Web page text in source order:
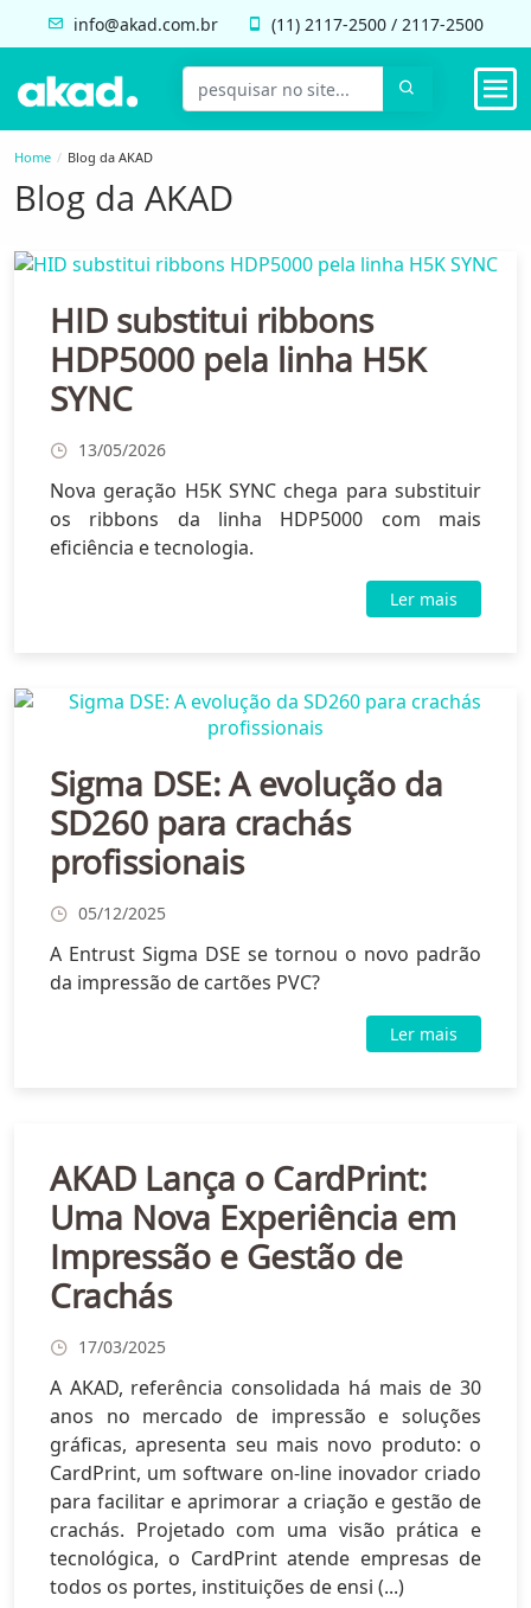
info@akad.com.br (11) 2117-2500 / 2117-2500
Home Blog da AKAD
Blog da AKAD
HID substitui ribbons
HDP5000 pela linha H5K
SYNC
13/05/2026
Nova geração H5K SYNC chega para substituir
os ribbons da linha HDP5000 com mais
eficiência e tecnologia.
Ler mais
Sigma DSE: A evolução da
SD260 para crachás
profissionais
05/12/2025
A Entrust Sigma DSE se tornou o novo padrão
da impressão de cartões PVC?
Ler mais
AKAD Lança o CardPrint:
Uma Nova Experiência em
Impressão e Gestão de
Crachás
17/03/2025
A AKAD, referência consolidada há mais de 30
anos no mercado de impressão e soluções
gráficas, apresenta seu mais novo produto: o
CardPrint, um software on-line inovador criado
para facilitar e aprimorar a criação e gestão de
crachás. Projetado com uma visão prática e
tecnológica, o CardPrint atende empresas de
todos os portes, instituições de ensi (...)